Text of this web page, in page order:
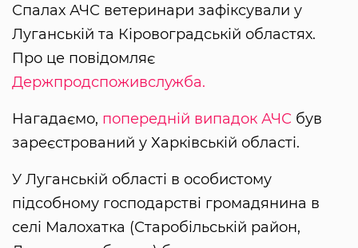
Спалах АЧС ветеринари зафіксували у
Луганській та Кіровоградській областях.
Про це повідомляє
Держпродспоживслужба.
Нагадаємо, попередній випадок АЧС був
зареєстрований у Харківській області.
У Луганській області в особистому
підсобному господарстві громадянина в
селі Малохатка (Старобільській район,